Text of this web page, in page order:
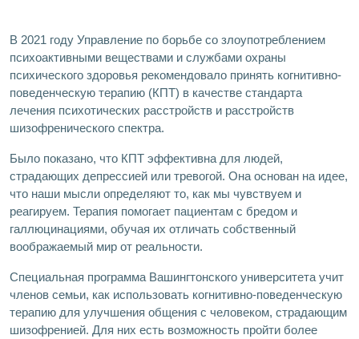
В 2021 году Управление по борьбе со злоупотреблением
психоактивными веществами и службами охраны
психического здоровья рекомендовало принять когнитивно-
поведенческую терапию (КПТ) в качестве стандарта
лечения психотических расстройств и расстройств
шизофренического спектра.
Было показано, что КПТ эффективна для людей,
страдающих депрессией или тревогой. Она основан на идее,
что наши мысли определяют то, как мы чувствуем и
реагируем. Терапия помогает пациентам с бредом и
галлюцинациями, обучая их отличать собственный
воображаемый мир от реальности.
Специальная программа Вашингтонского университета учит
членов семьи, как использовать когнитивно-поведенческую
терапию для улучшения общения с человеком, страдающим
шизофренией. Для них есть возможность пройти более